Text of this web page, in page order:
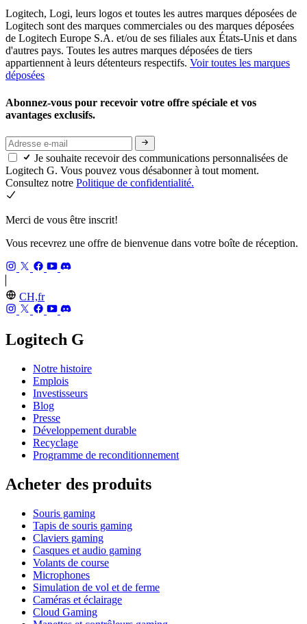
Logitech, Logi, leurs logos et toutes les autres marques déposées de
Logitech sont des marques commerciales ou des marques déposées
de Logitech Europe S.A. et/ou de ses filiales aux États-Unis et dans
d'autres pays. Toutes les autres marques déposées de tiers
appartiennent à leurs détenteurs respectifs. Voir toutes les marques
déposées
Abonnez-vous pour recevoir votre offre spéciale et vos
avantages exclusifs.
Je souhaite recevoir des communications personnalisées de
Logitech G. Vous pouvez vous désabonner à tout moment.
Consultez notre Politique de confidentialité.
Merci de vous être inscrit!
Vous recevrez une offre de bienvenue dans votre boîte de réception.
CH,fr
Logitech G
Notre histoire
Emplois
Investisseurs
Blog
Presse
Développement durable
Recyclage
Programme de reconditionnement
Acheter des produits
Souris gaming
Tapis de souris gaming
Claviers gaming
Casques et audio gaming
Volants de course
Microphones
Simulation de vol et de ferme
Caméras et éclairage
Cloud Gaming